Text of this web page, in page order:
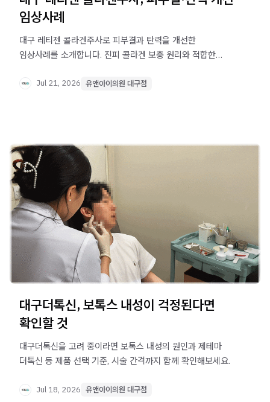
임상사례
대구 레티젠 콜라겐주사로 피부결과 탄력을 개선한
임상사례를 소개합니다. 진피 콜라겐 보충 원리와 적합한
Jul 21, 2026 유앤아이의원 대구점
대구더톡신, 보톡스 내성이 걱정된다면
확인할 것
대구더톡신을 고려 중이라면 보톡스 내성의 원인과 제테마
더톡신 등 제품 선택 기준, 시술 간격까지 함께 확인해보세요.
Jul 18, 2026 유앤아이의원 대구점